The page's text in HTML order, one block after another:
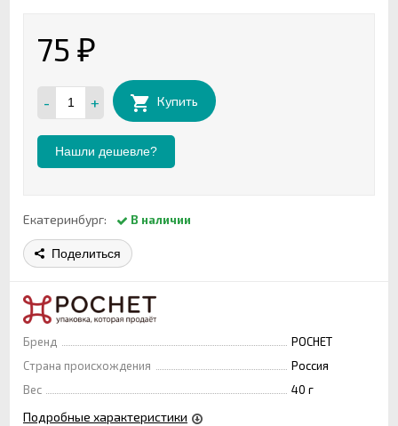
75 ₽
- + Купить
Нашли дешевле?
Екатеринбург: В наличии
Поделиться
Бренд
РОСНЕТ
Страна происхождения
Россия
Вес
40 г
Подробные характеристики